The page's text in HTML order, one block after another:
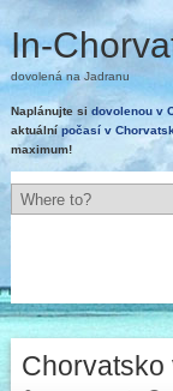
In-
dovolená na Jadranu
Naplánujte si dovolenou v
aktuálnípočasí v
maximum!
Chorvatsko